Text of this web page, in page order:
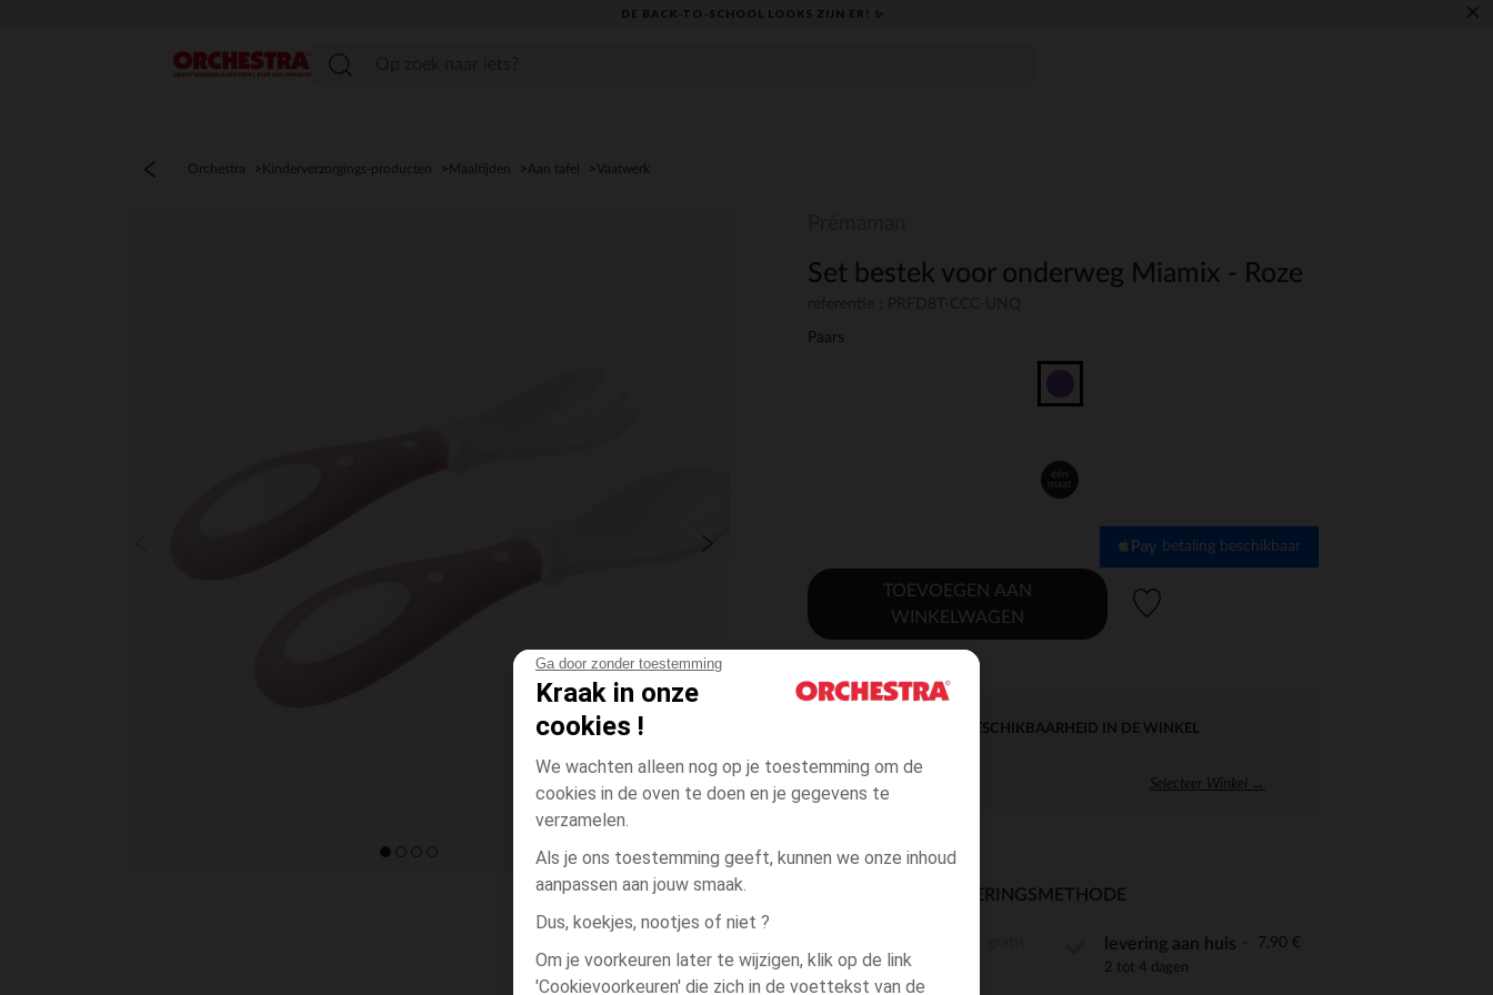
Ga door zonder toestemming
Kraak in onze
cookies !
We wachten alleen nog op je toestemming om de
cookies in de oven te doen en je gegevens te
verzamelen.
Als je ons toestemming geeft, kunnen we onze inhoud
aanpassen aan jouw smaak.
Dus, koekjes, nootjes of niet ?
Om je voorkeuren later te wijzigen, klik op de link
'Cookievoorkeuren' die zich in de voettekst van de
DE BACK-TO-SCHOOL LOOKS ZIJN ER! ✨ ×
menu
Orchestra Kinderverzorgings-producten Maaltijden Aan tafel Vaatwerk
Set bestek voor onderweg Miamix - Roze
Paars
één
maat
betaling beschikbaar
TOEVOEGEN AAN
WINKELWAGEN
DIRECTE BESCHIKBAARHEID IN DE WINKEL
Selecteer Winkel →
BESCHIKBAARE LEVERINGSMETHODE
3 tot 10 dagen
levering aan huis 7,90 €
2 tot 4 dagen